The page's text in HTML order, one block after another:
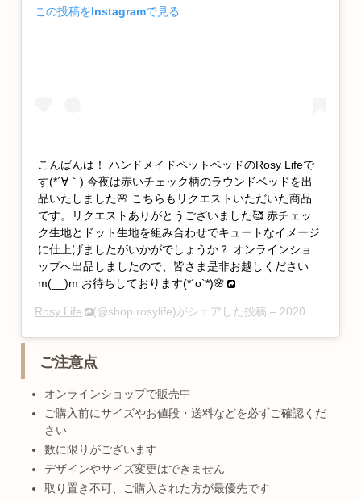
この投稿をInstagramで見る
こんばんは！ ハンドメイドペットベッドのRosy Lifeで
す(*´∀｀) 今夜は赤いチェック柄のラウンドベッドを出
品いたしました🌸 こちらもリクエストいただいた商品
です。リクエストありがとうございました🥰 赤チェッ
ク生地とドット生地を組み合わせでキュートなイメージ
に仕上げましたがいかがでしょうか？ オンラインショ
ップへ出品しましたので、皆さま是非お越しください
m(__)m お待ちしております(*´ο`*)🌸
Rosy Life (@shop.rosylife)がシェアした投稿 – 2020年 6月月1日午前5時11分PDT
ご注意点
オンラインショップで販売中
ご購入前にサイズやお値段・送料などを必ずご確認くだ
さい
数に限りがございます
デザインやサイズ変更はできません
取り置き不可、ご購入された方が最優先です